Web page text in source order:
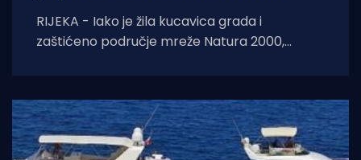
RIJEKA - Iako je žila kucavica grada i
zaštićeno područje mreže Natura 2000,